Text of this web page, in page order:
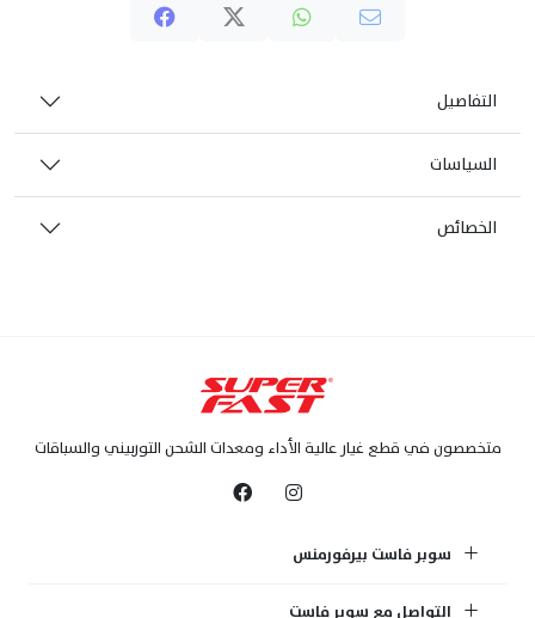
التفاصيل
السياسات
الخصائص
متخصصون في قطع غيار عالية الأداء ومعدات الشحن التوربيني والسباقات
سوبر فاست بيرفورمنس
التواصل مع سوبر فاست